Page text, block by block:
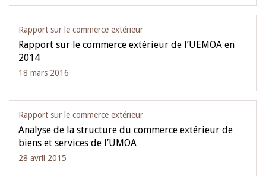
Rapport sur le commerce extérieur
Rapport sur le commerce extérieur de l’UEMOA en
2014
18 mars 2016
Rapport sur le commerce extérieur
Analyse de la structure du commerce extérieur de
biens et services de l’UMOA
28 avril 2015